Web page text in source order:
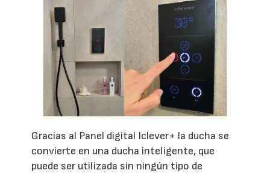
Gracias al Panel digital Iclever+ la ducha se
convierte en una ducha inteligente, que
puede ser utilizada sin ningún tipo de